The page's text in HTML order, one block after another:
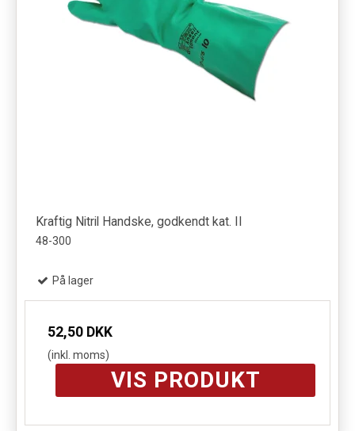
Kraftig Nitril Handske, godkendt kat. II
48-300
På lager
52,50 DKK
(inkl. moms)
VIS PRODUKT